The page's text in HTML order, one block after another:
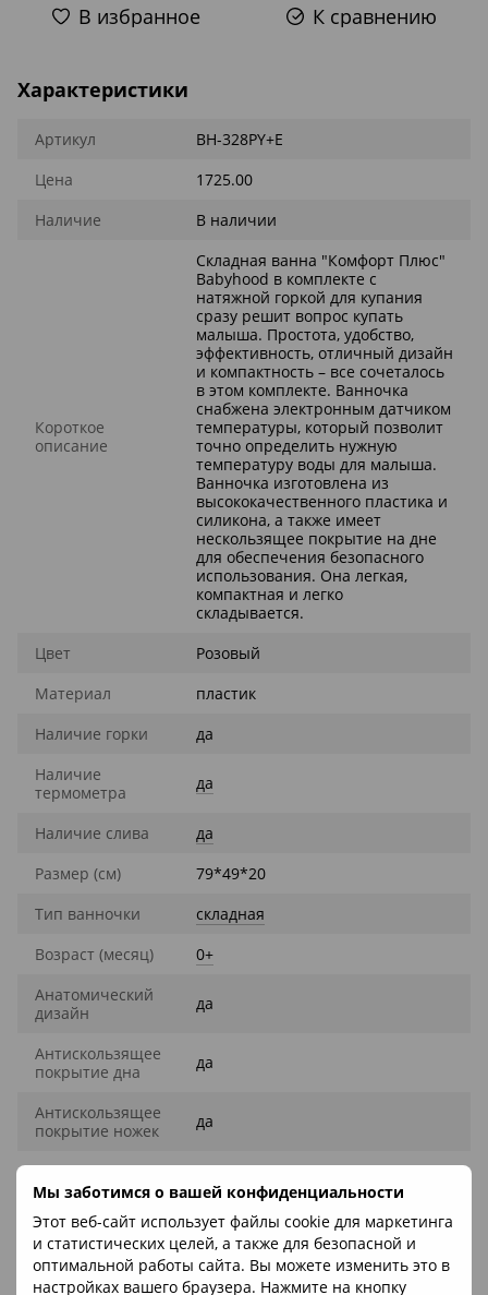
Мы заботимся о вашей конфиденциальности
Этот веб-сайт использует файлы cookie для маркетинга
и статистических целей, а также для безопасной и
оптимальной работы сайта. Вы можете изменить это в
настройках вашего браузера. Нажмите на кнопку
В избранное К сравнению
Характеристики
Артикул
BH-328PY+E
Цена
1725.00
Наличие
В наличии
Короткое
описание
Складная ванна "Комфорт Плюс"
Babyhood в комплекте с
натяжной горкой для купания
сразу решит вопрос купать
малыша. Простота, удобство,
эффективность, отличный дизайн
и компактность – все сочеталось
в этом комплекте. Ванночка
снабжена электронным датчиком
температуры, который позволит
точно определить нужную
температуру воды для малыша.
Ванночка изготовлена ​​из
высококачественного пластика и
силикона, а также имеет
нескользящее покрытие на дне
для обеспечения безопасного
использования. Она легкая,
компактная и легко
складывается.
Цвет
Розовый
Материал
пластик
Наличие горки
да
Наличие
термометра
да
Наличие слива
да
Размер (см)
79*49*20
Тип ванночки
складная
Возраст (месяц)
0+
Анатомический
дизайн
да
Антискользящее
покрытие дна
да
Антискользящее
покрытие ножек
да
Описание
Складная ванна “Комфорт Плюс” Babyhood с натяжной
горкой для купания “Слоник”– идеальное решение для
комфортного, безопасного и удобного купания ребёнка